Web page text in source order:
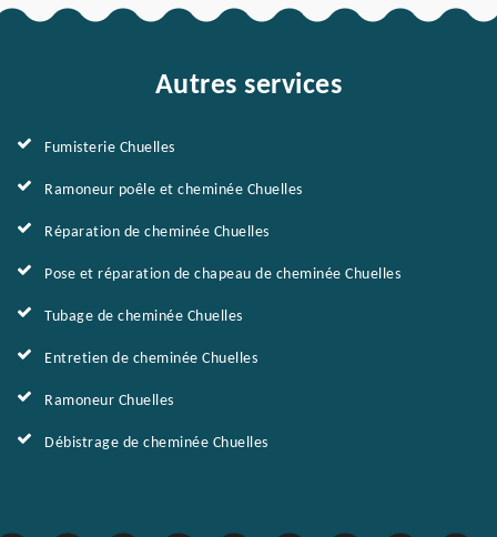
Autres services
Fumisterie Chuelles
Ramoneur poêle et cheminée Chuelles
Réparation de cheminée Chuelles
Pose et réparation de chapeau de cheminée Chuelles
Tubage de cheminée Chuelles
Entretien de cheminée Chuelles
Ramoneur Chuelles
Débistrage de cheminée Chuelles